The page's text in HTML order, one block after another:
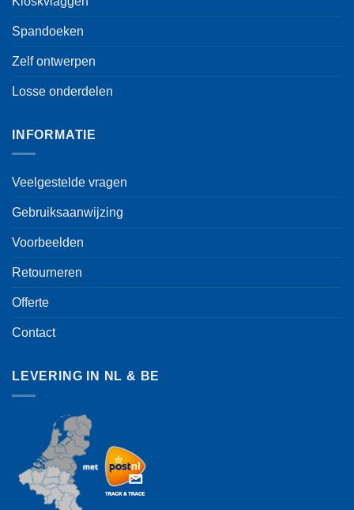
Spandoeken
Zelf ontwerpen
Losse onderdelen
INFORMATIE
Veelgestelde vragen
Gebruiksaanwijzing
Voorbeelden
Retourneren
Offerte
Contact
LEVERING IN NL & BE